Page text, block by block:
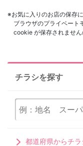
※お気に入りのお店の保存に
ブラウザのプライベート
cookie が保存されません
チラシを探す
都道府県からチ